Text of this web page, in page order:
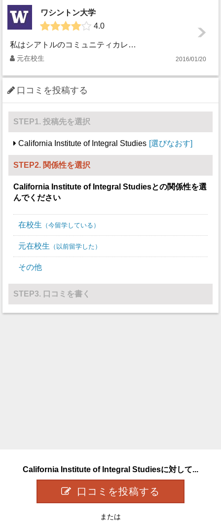
ワシントン大学
4.0
私はシアトルのコミュニティカレッジからUWにトランスファーして、学部を１年半で卒業しました。専攻したのは演劇学部(Drama)で、６０単位が演劇関係のクラ...
元在校生 2016/01/20
口コミを投稿する
STEP1. 投稿先を選択
California Institute of Integral Studies 選びなおす
STEP2. 関係性を選択
California Institute of Integral Studiesとの関係性を選
んでください
在校生 今留学している
元在校生 以前留学した
その他
STEP3. 口コミを書く
California Institute of Integral Studiesに対して...
口コミを投稿する
または